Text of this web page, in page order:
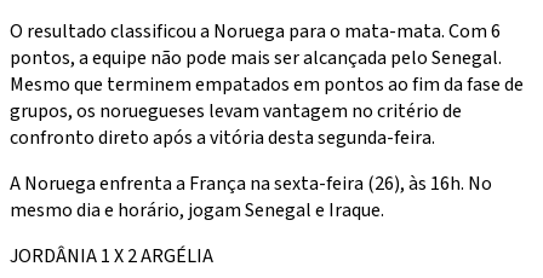
O resultado classificou a Noruega para o mata-mata. Com 6
pontos, a equipe não pode mais ser alcançada pelo Senegal.
Mesmo que terminem empatados em pontos ao fim da fase de
grupos, os noruegueses levam vantagem no critério de
confronto direto após a vitória desta segunda-feira.
A Noruega enfrenta a França na sexta-feira (26), às 16h. No
mesmo dia e horário, jogam Senegal e Iraque.
JORDÂNIA 1 X 2 ARGÉLIA